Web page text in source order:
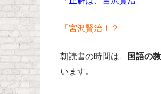
「宮沢賢治！？」
朝読書の時間は、 国語の
います。